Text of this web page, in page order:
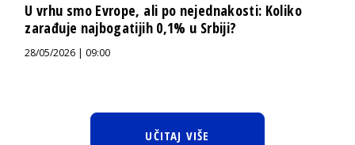
U vrhu smo Evrope, ali po nejednakosti: Koliko
zarađuje najbogatijih 0,1% u Srbiji?
28/05/2026 | 09:00
UČITAJ VIŠE